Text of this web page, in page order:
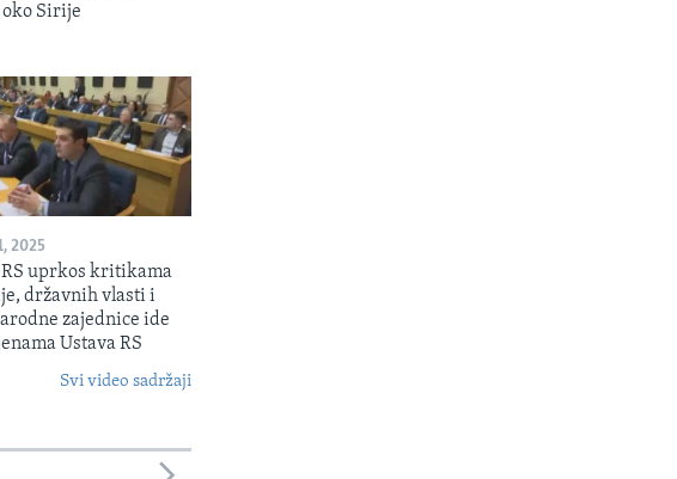
Sirije
2025
uprkos kritikama
državnih vlasti i
zajednice ide
Ustava RS
Svi video sadržaji